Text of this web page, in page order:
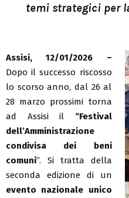
temi strategici per
Assisi, 12/01/2026 –
Dopo il successo riscosso
lo scorso anno, dal 26 al
28 marzo prossimi torna
ad Assisi il “Festival
dell’Amministrazione
condivisa dei beni
comuni”. Si tratta della
seconda edizione di un
evento nazionale unico